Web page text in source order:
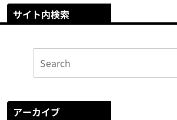
サイト内検索
アーカイブ